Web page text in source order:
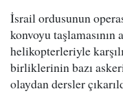
İsrail ordusunun
konvoyu taşlamasının
helikopterleriyle
birliklerinin bazı
olaydan dersler